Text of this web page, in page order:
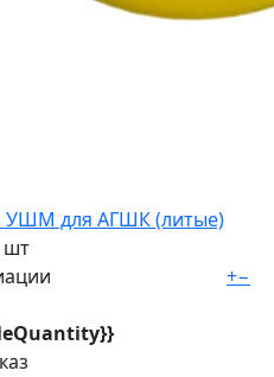
УШМ для АГШК (литые)
шт
+−